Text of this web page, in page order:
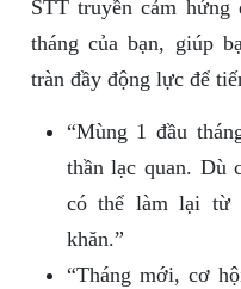
STT truyền cảm hứng
tháng của bạn, giúp
tràn đầy động lực để
“Mùng 1 đầu
thần lạc quan. Dù
có thể làm lại từ
khăn.”
“Tháng mới, cơ